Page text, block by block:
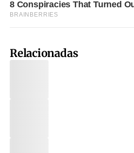
Relacionadas